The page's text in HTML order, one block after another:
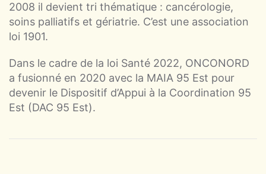
2008 il devient tri thématique : cancérologie,
soins palliatifs et gériatrie. C’est une association
loi 1901.
Dans le cadre de la loi Santé 2022, ONCONORD
a fusionné en 2020 avec la MAIA 95 Est pour
devenir le Dispositif d’Appui à la Coordination 95
Est (DAC 95 Est).